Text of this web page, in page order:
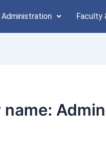
Administration Faculty
Admin